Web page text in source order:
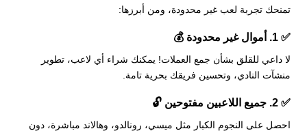
تمنحك تجربة لعب غير محدودة، ومن أبرزها:
✅ 1. أموال غير محدودة 💰
لا داعي للقلق بشأن جمع العملات! يمكنك شراء أي لاعب، تطوير
منشآت النادي، وتحسين فريقك بحرية تامة.
✅ 2. جميع اللاعبين مفتوحين 🔓
احصل على النجوم الكبار مثل ميسي، رونالدو، وهالاند مباشرة، دون